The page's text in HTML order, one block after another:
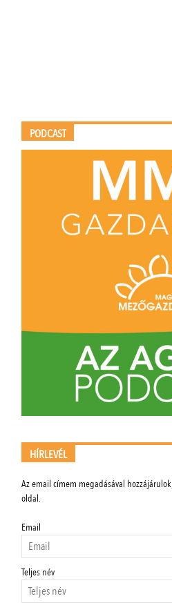
PODCAST
HÍRLEVÉL
Az email címem megadásával
oldal.
Email
Teljes név